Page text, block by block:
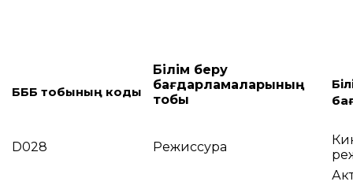
БББ тобының коды
Білім беру
бағдарламаларының
тобы
Б
D028 Режиссура